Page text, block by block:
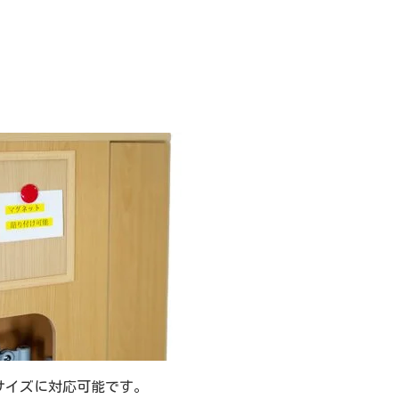
ズに対応可能です。